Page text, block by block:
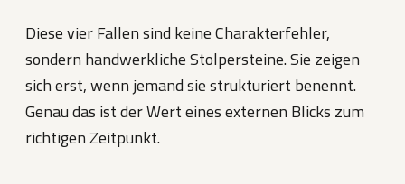
Diese vier Fallen sind keine Charakterfehler,
sondern handwerkliche Stolpersteine. Sie zeigen
sich erst, wenn jemand sie strukturiert benennt.
Genau das ist der Wert eines externen Blicks zum
richtigen Zeitpunkt.